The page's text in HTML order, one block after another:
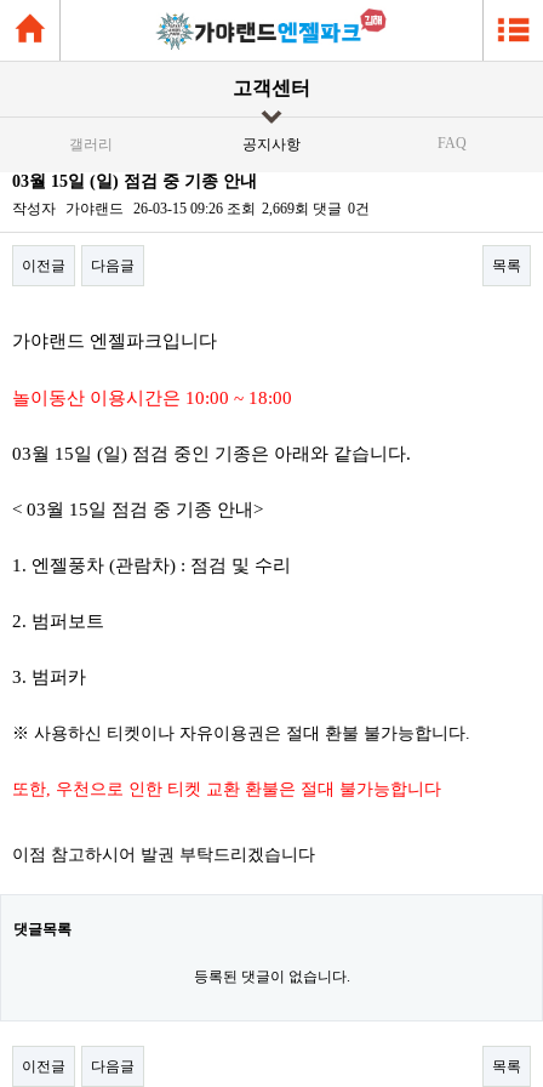
고객센터
갤러리 공지사항 FAQ
03월 15일 (일) 점검 중 기종 안내
작성자 가야랜드 26-03-15 09:26 조회 2,669회 댓글 0건
이전글 다음글 목록
가야랜드 엔젤파크입니다
놀이동산 이용시간은 10:00 ~ 18:00
03월 15일 (일) 점검 중인 기종은 아래와 같습니다.
< 03월 15일 점검 중 기종 안내>
1. 엔젤풍차 (관람차) : 점검 및 수리
2. 범퍼보트
3. 범퍼카
※ 사용하신 티켓이나 자유이용권은 절대 환불 불가능합니다.
또한, 우천으로 인한 티켓 교환 환불은 절대 불가능합니다
이점 참고하시어 발권 부탁드리겠습니다
댓글목록
등록된 댓글이 없습니다.
이전글 다음글 목록